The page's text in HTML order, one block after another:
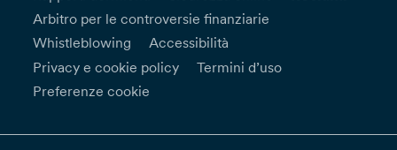
Arbitro per le controversie finanziarie
Whistleblowing
Accessibilità
Privacy e cookie policy
Termini d’uso
Preferenze cookie